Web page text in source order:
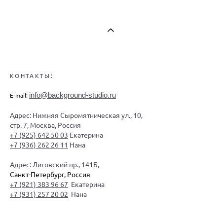
КОНТАКТЫ:
E-mail: info@background-studio.ru
Адрес: Нижняя Сыромятническая ул., 10,
стр. 7, Москва, Россия
+7 (925) 642 50 03 Екатерина
+7 (936) 262 26 11 Нана
Адрес: Лиговский пр., 141Б,
Санкт-Петербург, Россия
+7 (921) 383 96 67 Екатерина
+7 (931) 257 20 02 Нана